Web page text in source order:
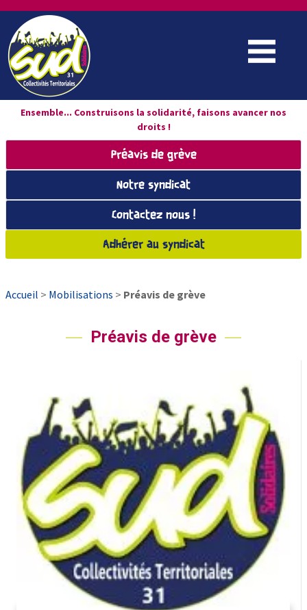
Ensemble... Construisons la solidarité, faisons avancer nos
droits !
Préavis de grève
Notre syndicat
Contactez nous !
Adhérer au syndicat
Accueil > Mobilisations > Préavis de grève
Préavis de grève